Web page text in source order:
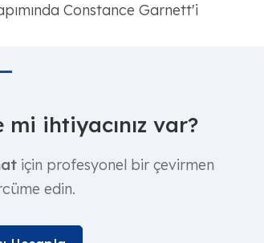
Constance Garnett'i
ihtiyacınız var?
için profesyonel bir çevirmen
edin.